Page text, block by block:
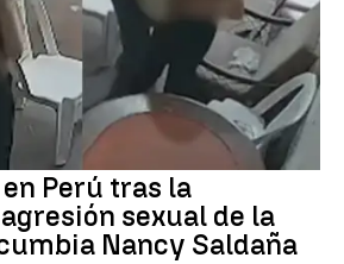
Perú tras la
sexual de la
Nancy Saldaña